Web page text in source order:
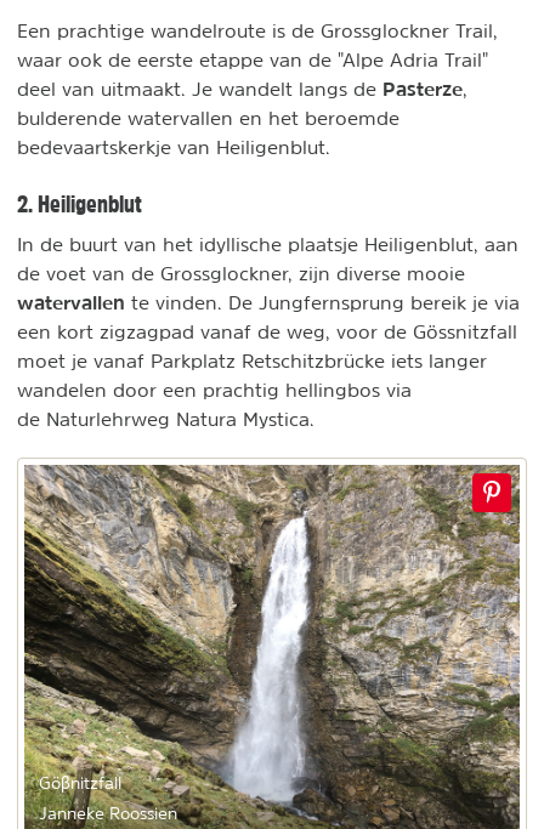
Een prachtige wandelroute is de Grossglockner Trail,
waar ook de eerste etappe van de "Alpe Adria Trail"
deel van uitmaakt. Je wandelt langs de Pasterze,
bulderende watervallen en het beroemde
bedevaartskerkje van Heiligenblut.
2. Heiligenblut
In de buurt van het idyllische plaatsje Heiligenblut, aan
de voet van de Grossglockner, zijn diverse mooie
watervallen te vinden. De Jungfernsprung bereik je via
een kort zigzagpad vanaf de weg, voor de Gössnitzfall
moet je vanaf Parkplatz Retschitzbrücke iets langer
wandelen door een prachtig hellingbos via
de Naturlehrweg Natura Mystica.
Göβnitzfall
Janneke Roossien